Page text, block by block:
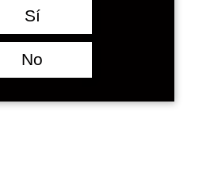
Sí
No